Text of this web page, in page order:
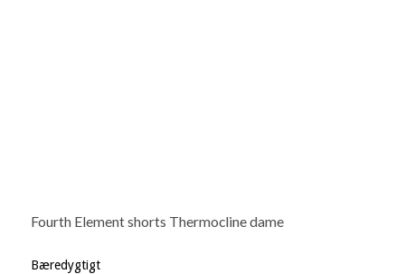
Fourth Element shorts Thermocline dame
Bæredygtigt